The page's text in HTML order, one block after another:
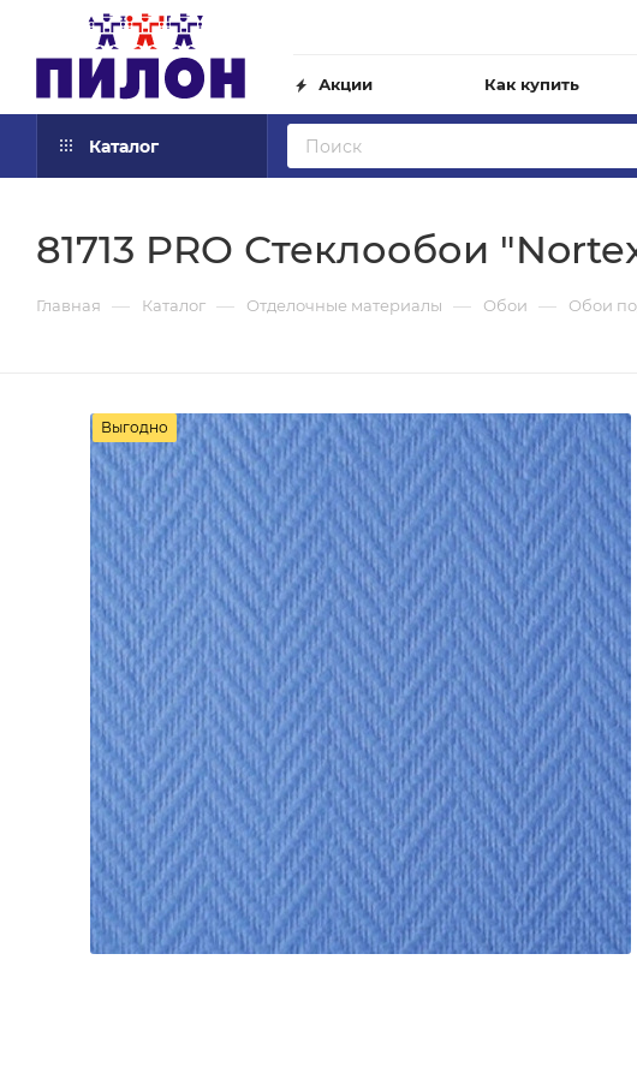
Акции Как купить
Каталог
81713 PRO Стеклообои
Главная — Каталог — Отделочные материалы — Обои — Обои
Выгодно